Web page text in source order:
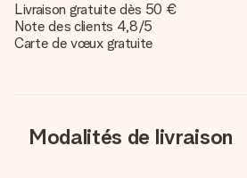
Livraison gratuite dès 50 €
Note des clients 4,8/5
Carte de vœux gratuite
Modalités de livraison